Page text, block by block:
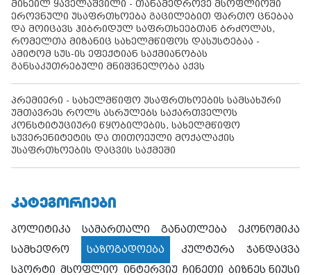
მიხეილ ყაველაშვილი - თანამედროვე მსოფლიოში
ეროვნული უსაფრთხოება გაცილებით ფართო ცნებაა
და მოიცავს ჰიბრიდულ საფრთხეებთან ბრძოლას,
რომელთა მიზანიც სახელმწიფოს დასუსტებაა -
ამიტომ სუს-ის ეფექტიან საქმიანობას
განსაკუთრებული მნიშვნელობა აქვს
პრემიერი - სახელმწიფო უსაფრთხოების სამსახური
უმთავრეს როლს ასრულებს საქართველოს
კონსტიტუციური წყობილების, სახელმწიფო
სუვერენიტეტის და თითოეული მოქალაქის
უსაფრთხოების დაცვის საქმეში
ᲙᲐᲢᲔᲒᲝᲠᲘᲔᲑᲘ
პოლიტიკა სამართალი განათლება
ეკონომიკა
სამხედრო
საზოგადოება კულტურა
ჯანდაცვა
სპორტი მსოფლიო ინტერვიუ ჩინეთი ბიზნეს ნიუსი